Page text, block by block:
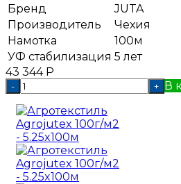
Бренд
JUTA
Производитель
Чехия
Намотка
100м
УФ стабилизация 5 лет
43 344 Р
- + В